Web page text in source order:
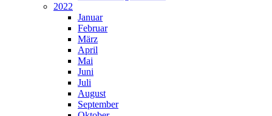
2022
Januar
Februar
März
April
Mai
Juni
Juli
August
September